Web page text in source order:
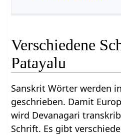
Verschiedene
Patayalu
Sanskrit Wörter werden
geschrieben. Damit
wird Devanagari
Schrift. Es gibt